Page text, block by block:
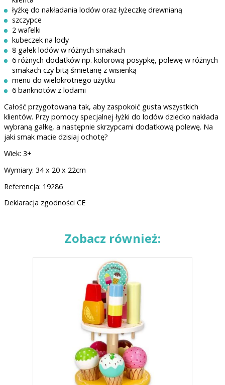
łyżkę do nakładania lodów oraz łyżeczkę drewnianą
szczypce
2 wafelki
kubeczek na lody
8 gałek lodów w różnych smakach
6 różnych dodatków np. kolorową posypkę, polewę w różnych
smakach czy bitą śmietanę z wisienką
menu do wielokrotnego użytku
6 banknotów z lodami
Całość przygotowana tak, aby zaspokoić gusta wszystkich
klientów. Przy pomocy specjalnej łyżki do lodów dziecko nakłada
wybraną gałkę, a następnie skrzypcami dodatkową polewę. Na
jaki smak macie dzisiaj ochotę?
Wiek: 3+
Wymiary: 34 x 20 x 22cm
Referencja: 19286
Deklaracja zgodności CE
Zobacz również: